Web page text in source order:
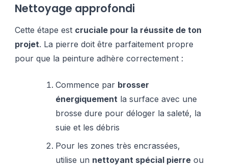
Nettoyage approfondi
Cette étape est cruciale pour la réussite de ton
projet. La pierre doit être parfaitement propre
pour que la peinture adhère correctement :
Commence par brosser
énergiquement la surface avec une
brosse dure pour déloger la saleté, la
suie et les débris
Pour les zones très encrassées,
utilise un nettoyant spécial pierre ou